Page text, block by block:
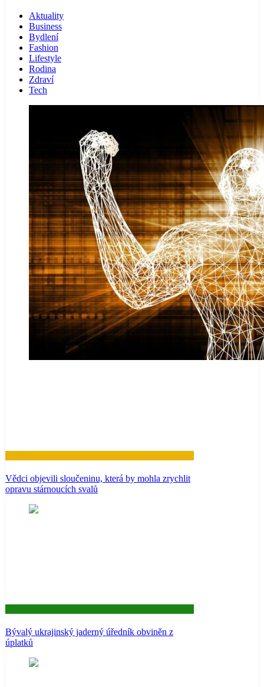
Aktuality
Business
Bydlení
Fashion
Lifestyle
Rodina
Zdraví
Tech
Vědci objevili sloučeninu, která by mohla zrychlit
opravu stárnoucích svalů
Bývalý ukrajinský jaderný úředník obviněn z
úplatků